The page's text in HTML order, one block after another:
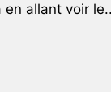
en allant voir